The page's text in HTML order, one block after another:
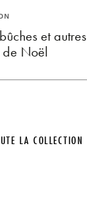
et autres
Noël
LA COLLECTION